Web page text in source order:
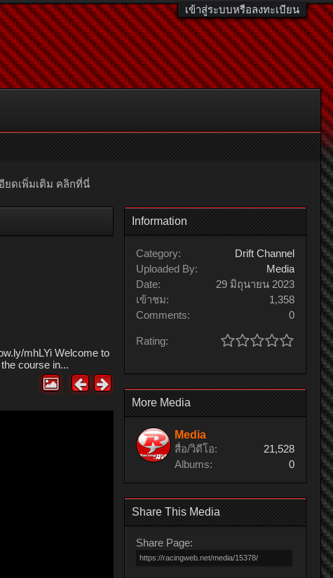
เข้าสู่ระบบหรือลงทะเบียน
ยดเพิ่มเติม คลิกที่นี่
mhLYi Welcome to
course in...
Information
Category:
Drift Channel
Uploaded By:
Media
Date:
29 มิถุนายน 2023
เข้าชม:
1,358
Comments:
0
Rating:
More Media
Media
สื่อ/วิดีโอ:
21,528
Albums:
0
Share This Media
Share Page: